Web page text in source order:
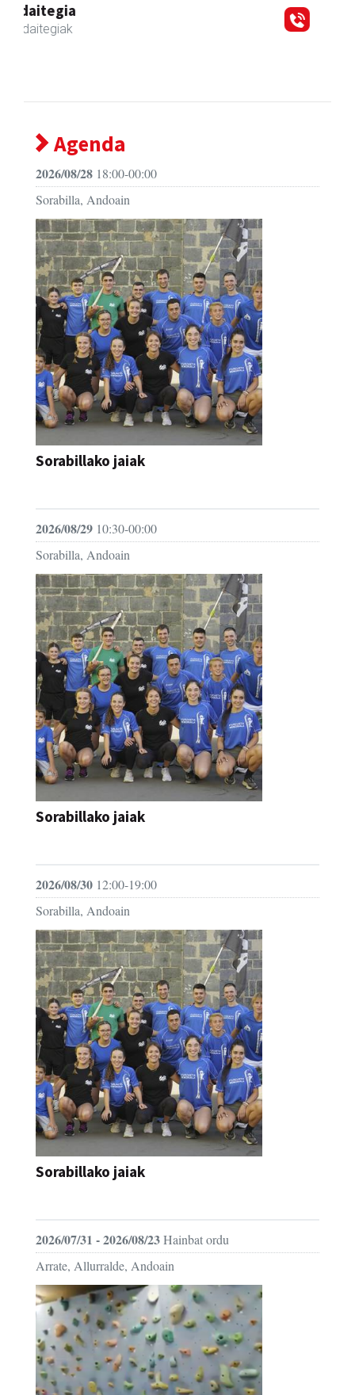
Ormendi kirolak
Andoain - Kirol dendak
Agenda
2026/08/28 18:00-00:00
Sorabilla, Andoain
Sorabillako jaiak
2026/08/29 10:30-00:00
Sorabilla, Andoain
Sorabillako jaiak
2026/08/30 12:00-19:00
Sorabilla, Andoain
Sorabillako jaiak
2026/07/31 - 2026/08/23Hainbat ordu
Arrate, Allurralde, Andoain